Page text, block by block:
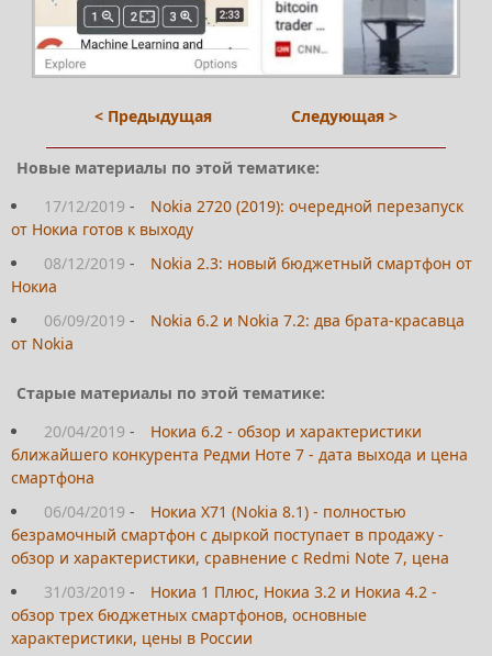
< Предыдущая Следующая >
Новые материалы по этой тематике:
17/12/2019 -
Nokia 2720 (2019): очередной перезапуск
от Нокиа готов к выходу
08/12/2019 -
Nokia 2.3: новый бюджетный смартфон от
Нокиа
06/09/2019 -
Nokia 6.2 и Nokia 7.2: два брата-красавца
от Nokia
Старые материалы по этой тематике:
20/04/2019 -
Нокиа 6.2 - обзор и характеристики
ближайшего конкурента Редми Ноте 7 - дата выхода и цена
смартфона
06/04/2019 -
Нокиа Х71 (Nokia 8.1) - полностью
безрамочный смартфон с дыркой поступает в продажу -
обзор и характеристики, сравнение с Redmi Note 7, цена
31/03/2019 -
Нокиа 1 Плюс, Нокиа 3.2 и Нокиа 4.2 -
обзор трех бюджетных смартфонов, основные
характеристики, цены в России